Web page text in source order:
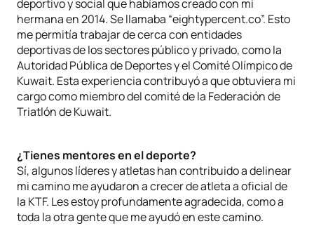
deportivo y social que habíamos creado con mi
hermana en 2014. Se llamaba “eightypercent.co”. Esto
me permitía trabajar de cerca con entidades
deportivas de los sectores público y privado, como la
Autoridad Pública de Deportes y el Comité Olímpico de
Kuwait. Esta experiencia contribuyó a que obtuviera mi
cargo como miembro del comité de la Federación de
Triatlón de Kuwait.
¿Tienes mentores en el deporte?
Sí, algunos líderes y atletas han contribuido a delinear
mi camino me ayudaron a crecer de atleta a oficial de
la KTF. Les estoy profundamente agradecida, como a
toda la otra gente que me ayudó en este camino.